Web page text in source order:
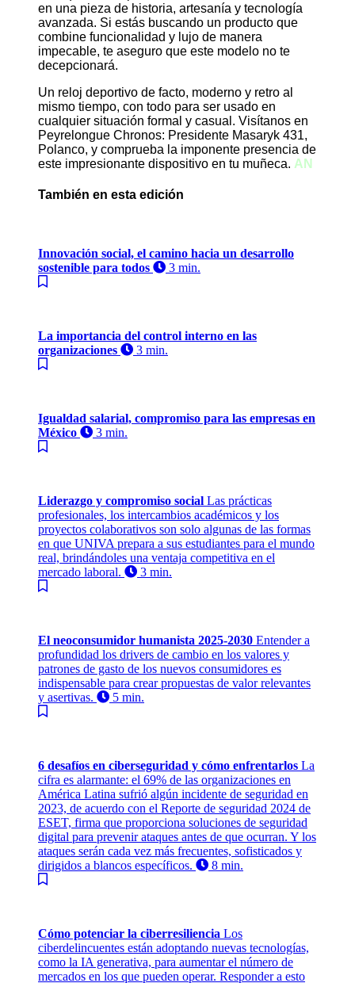
en una pieza de historia, artesanía y tecnología
avanzada. Si estás buscando un producto que
combine funcionalidad y lujo de manera
impecable, te aseguro que este modelo no te
decepcionará.
Un reloj deportivo de facto, moderno y retro al
mismo tiempo, con todo para ser usado en
cualquier situación formal y casual. Visítanos en
Peyrelongue Chronos: Presidente Masaryk 431,
Polanco, y comprueba la imponente presencia de
este impresionante dispositivo en tu muñeca. AN
También en esta edición
Innovación social, el camino hacia un desarrollo
sostenible para todos
3 min.
La importancia del control interno en las
organizaciones
3 min.
Igualdad salarial, compromiso para las empresas en
México
3 min.
Liderazgo y compromiso social Las prácticas
profesionales, los intercambios académicos y los
proyectos colaborativos son solo algunas de las formas
en que UNIVA prepara a sus estudiantes para el mundo
real, brindándoles una ventaja competitiva en el
mercado laboral.
3 min.
El neoconsumidor humanista 2025-2030 Entender a
profundidad los drivers de cambio en los valores y
patrones de gasto de los nuevos consumidores es
indispensable para crear propuestas de valor relevantes
y asertivas.
5 min.
6 desafíos en ciberseguridad y cómo enfrentarlos La
cifra es alarmante: el 69% de las organizaciones en
América Latina sufrió algún incidente de seguridad en
2023, de acuerdo con el Reporte de seguridad 2024 de
ESET, firma que proporciona soluciones de seguridad
digital para prevenir ataques antes de que ocurran. Y los
ataques serán cada vez más frecuentes, sofisticados y
dirigidos a blancos específicos.
8 min.
Cómo potenciar la ciberresiliencia Los
ciberdelincuentes están adoptando nuevas tecnologías,
como la IA generativa, para aumentar el número de
mercados en los que pueden operar. Responder a esto